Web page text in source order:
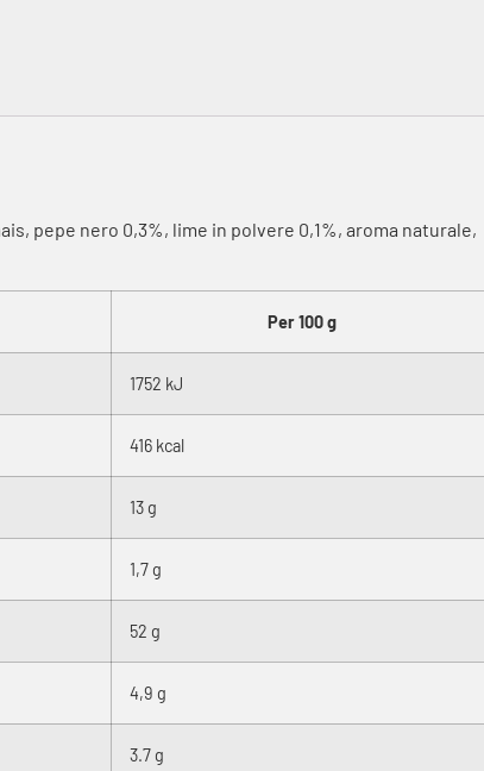
pepe nero 0,3%, lime in polvere 0,1%, aroma naturale,
Per 100 g
1752 kJ
416 kcal
13 g
1,7 g
52 g
4,9 g
3.7 g